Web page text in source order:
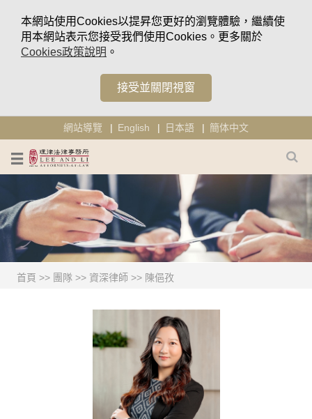
本網站使用Cookies以提昇您更好的瀏覽體驗，繼續使
用本網站表示您接受我們使用Cookies。更多關於
Cookies政策說明 。
接受並關閉視窗
網站導覽 English 日本語 簡体中文
首頁 >> 團隊 >> 資深律師 >> 陳俋孜